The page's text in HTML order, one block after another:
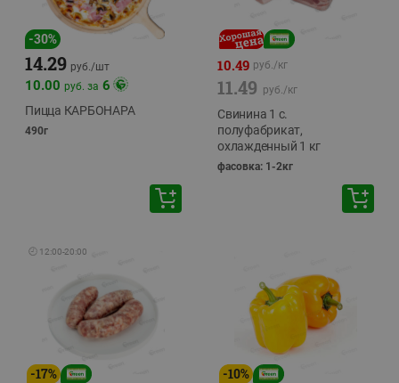
-30%
14.29 руб./шт
10.00 руб. за 6
Пицца КАРБОНАРА
490г
10.49 руб./кг
11.49 руб./кг
Свинина 1 с.
полуфабрикат,
охлажденный 1 кг
фасовка: 1-2кг
🕘 12:00-20:00
-17% -10%